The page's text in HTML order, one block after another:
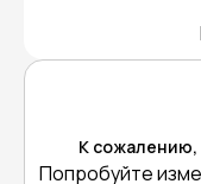
К сожалению,
Попробуйте